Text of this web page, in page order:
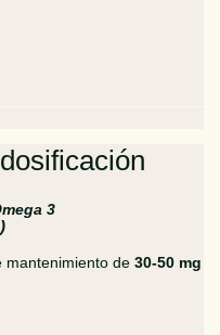
3
mantenimiento de 30-50 mg